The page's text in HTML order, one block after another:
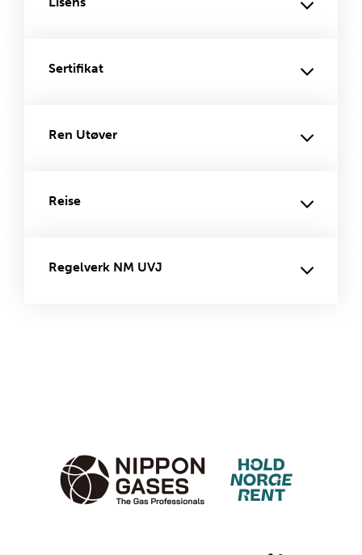
Sertifikat
Ren Utøver
Reise
Regelverk NM UVJ